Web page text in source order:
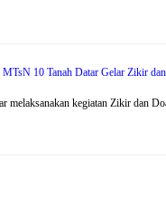
10 Tanah Datar Gelar Zikir
melaksanakan kegiatan Zikir dan